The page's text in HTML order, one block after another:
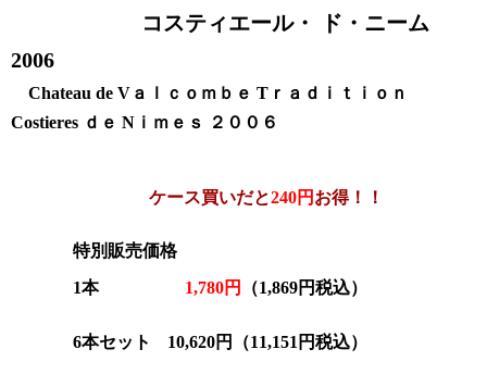
コスティエール・ ド・ニーム
2006
Chateau de Vａｌｃｏｍｂｅ Tｒａｄｉｔｉｏｎ
Costieres ｄｅ Nｉｍｅｓ ２００６
ケース買いだと240円 お得！！
特別販売価格
1本
1,780円 （1,869円税込）
6本セット 10,620円 （11,151円税込）